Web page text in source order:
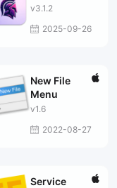
v3.1.2
2025-09-26
New File
Menu
v1.6
2022-08-27
Service